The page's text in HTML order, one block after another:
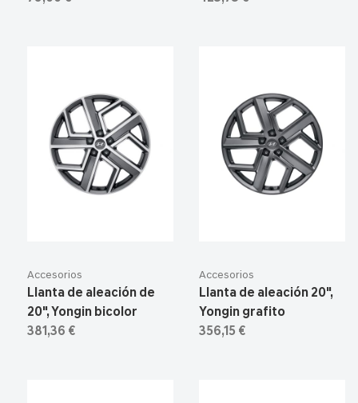
Accesorios
Llanta de aleación de
20", Yongin bicolor
381,36 €
Accesorios
Llanta de aleación 20",
Yongin grafito
356,15 €